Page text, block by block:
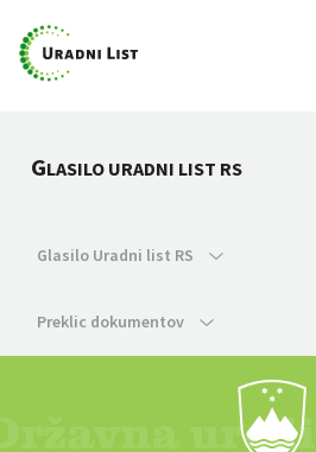
GLASILO URADNI LIST RS
Glasilo Uradni list RS
Preklic dokumentov